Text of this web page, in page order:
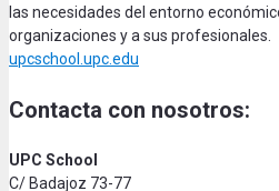
las necesidades del entorno
organizaciones y a sus profesionales.
upcschool.upc.edu
Contacta con nosotros:
UPC School
C/ Badajoz 73-77